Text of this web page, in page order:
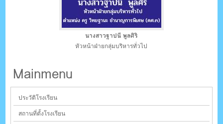
นางสาวฐาปนี พูลศิริ
หัวหน้าฝ่ายกลุ่มบริหารทั่วไป
Mainmenu
ประวัติโรงเรียน
สถานที่ตั้งโรงเรียน